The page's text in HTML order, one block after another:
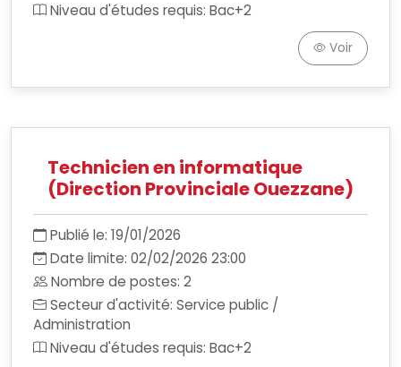
Niveau d'études requis: Bac+2
Voir
Technicien en informatique
(Direction Provinciale Ouezzane)
Publié le: 19/01/2026
Date limite: 02/02/2026 23:00
Nombre de postes: 2
Secteur d'activité: Service public /
Administration
Niveau d'études requis: Bac+2